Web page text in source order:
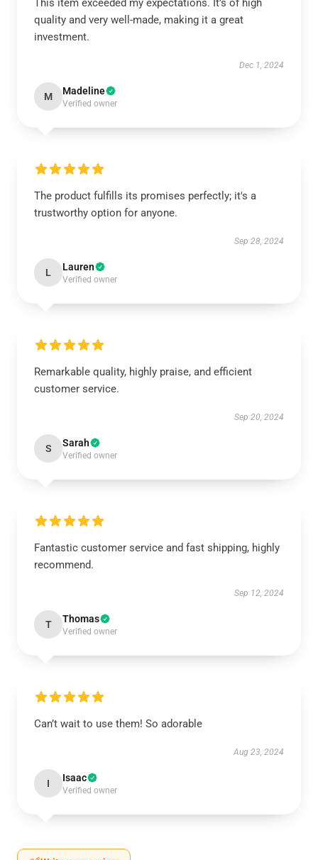
This item exceeded my expectations. It’s of high
quality and very well-made, making it a great
investment.
Dec 1, 2024
M Madeline
Verified owner
The product fulfills its promises perfectly; it's a
trustworthy option for anyone.
Sep 28, 2024
L Lauren
Verified owner
Remarkable quality, highly praise, and efficient
customer service.
Sep 20, 2024
S Sarah
Verified owner
Fantastic customer service and fast shipping, highly
recommend.
Sep 12, 2024
T Thomas
Verified owner
Can’t wait to use them! So adorable
Aug 23, 2024
I Isaac
Verified owner